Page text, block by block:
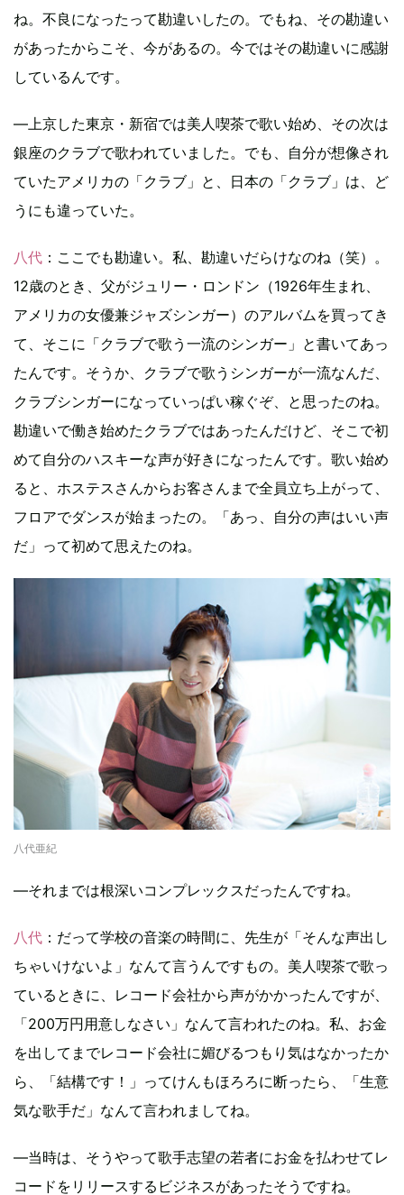
ね。不良になったって勘違いしたの。でもね、その勘違い
があったからこそ、今があるの。今ではその勘違いに感謝
しているんです。
―上京した東京・新宿では美人喫茶で歌い始め、その次は
銀座のクラブで歌われていました。でも、自分が想像され
ていたアメリカの「クラブ」と、日本の「クラブ」は、ど
うにも違っていた。
八代 ：ここでも勘違い。私、勘違いだらけなのね（笑）。
12歳のとき、父がジュリー・ロンドン（1926年生まれ、
アメリカの女優兼ジャズシンガー）のアルバムを買ってき
て、そこに「クラブで歌う一流のシンガー」と書いてあっ
たんです。そうか、クラブで歌うシンガーが一流なんだ、
クラブシンガーになっていっぱい稼ぐぞ、と思ったのね。
勘違いで働き始めたクラブではあったんだけど、そこで初
めて自分のハスキーな声が好きになったんです。歌い始め
ると、ホステスさんからお客さんまで全員立ち上がって、
フロアでダンスが始まったの。「あっ、自分の声はいい声
だ」って初めて思えたのね。
八代亜紀
―それまでは根深いコンプレックスだったんですね。
八代 ：だって学校の音楽の時間に、先生が「そんな声出し
ちゃいけないよ」なんて言うんですもの。美人喫茶で歌っ
ているときに、レコード会社から声がかかったんですが、
「200万円用意しなさい」なんて言われたのね。私、お金
を出してまでレコード会社に媚びるつもり気はなかったか
ら、「結構です！」ってけんもほろろに断ったら、「生意
気な歌手だ」なんて言われましてね。
―当時は、そうやって歌手志望の若者にお金を払わせてレ
コードをリリースするビジネスがあったそうですね。